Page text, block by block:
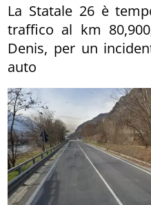
La Statale 26 è
traffico al km
Denis, per un
auto